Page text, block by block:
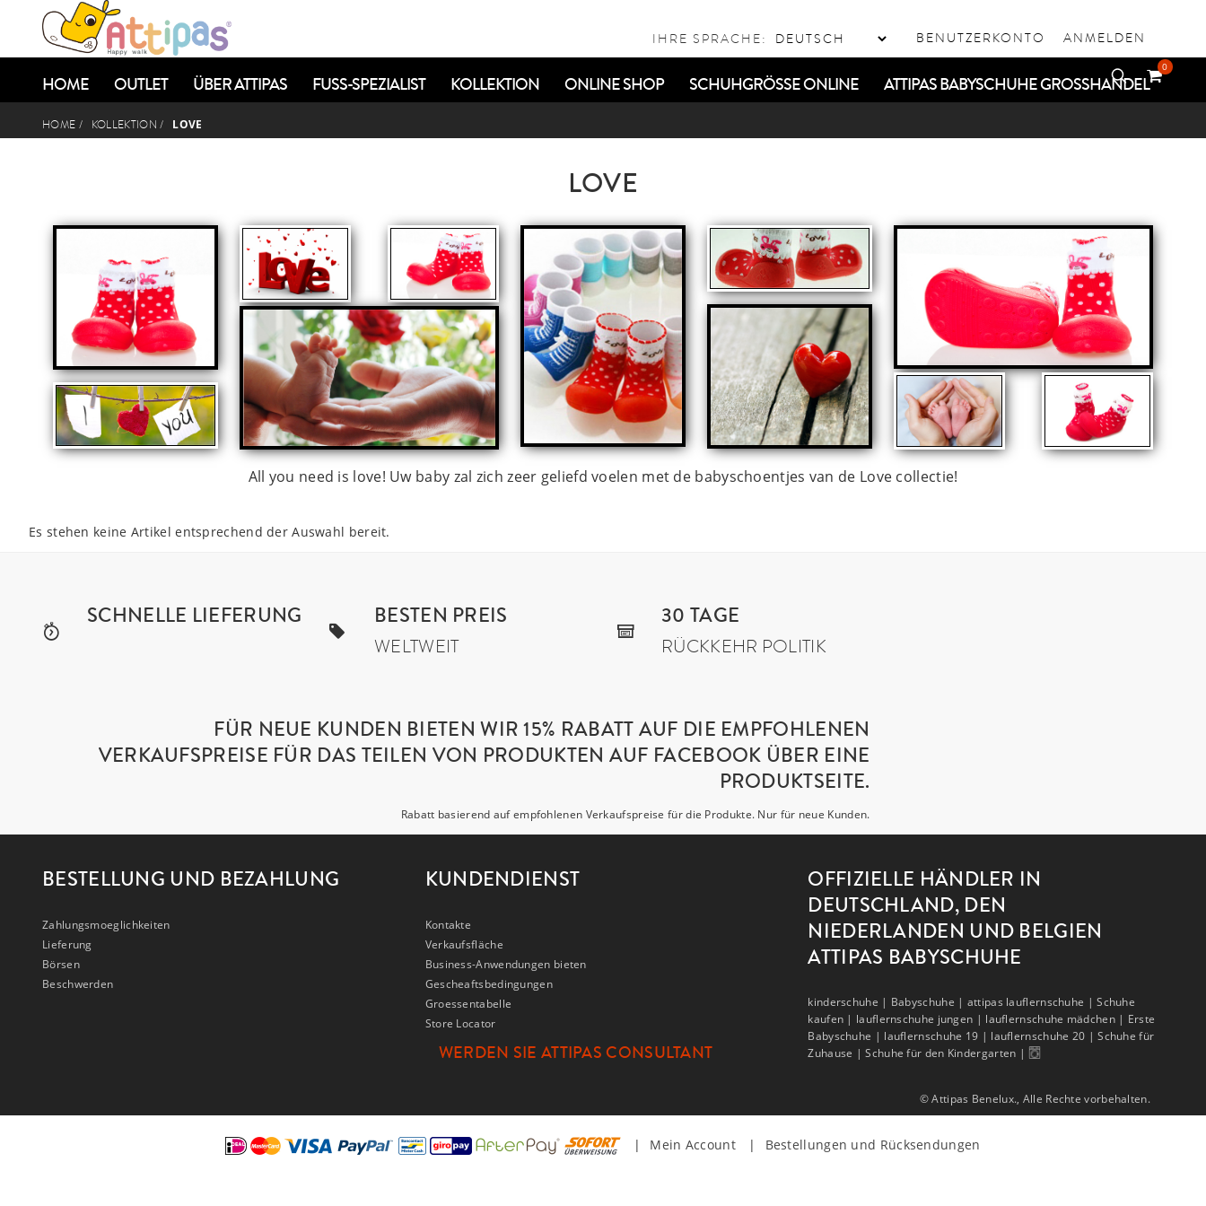
0
BENUTZERKONTO ANMELDEN
IHRE SPRACHE:
HOME OUTLET ÜBER ATTIPAS FUSS-SPEZIALIST KOLLEKTION ONLINE SHOP SCHUHGRÖSSE ONLINE ATTIPAS BABYSCHUHE GROSSHANDEL
HOME / KOLLEKTION / LOVE
LOVE
All you need is love! Uw baby zal zich zeer geliefd voelen met de babyschoentjes van de Love collectie!
Es stehen keine Artikel entsprechend der Auswahl bereit.
SCHNELLE LIEFERUNG BESTEN PREIS
WELTWEIT
30 TAGE
RÜCKKEHR POLITIK
FÜR NEUE KUNDEN BIETEN WIR 15% RABATT AUF DIE EMPFOHLENEN
VERKAUFSPREISE FÜR DAS TEILEN VON PRODUKTEN AUF FACEBOOK ÜBER EINE
PRODUKTSEITE.
Rabatt basierend auf empfohlenen Verkaufspreise für die Produkte. Nur für neue Kunden.
BESTELLUNG UND BEZAHLUNG
Zahlungsmoeglichkeiten
Lieferung
Börsen
Beschwerden
KUNDENDIENST
Kontakte
Verkaufsfläche
Business-Anwendungen bieten
Gescheaftsbedingungen
Groessentabelle
Store Locator
WERDEN SIE ATTIPAS CONSULTANT
OFFIZIELLE HÄNDLER IN
DEUTSCHLAND, DEN
NIEDERLANDEN UND BELGIEN
ATTIPAS BABYSCHUHE
kinderschuhe | Babyschuhe | attipas lauflernschuhe |Schuhe
kaufen | lauflernschuhe jungen | lauflernschuhe mädchen | Erste
Babyschuhe | lauflernschuhe 19 | lauflernschuhe 20 |Schuhe für
Zuhause |Schuhe für den Kindergarten |
© Attipas Benelux., Alle Rechte vorbehalten.
Mein Account Bestellungen und Rücksendungen